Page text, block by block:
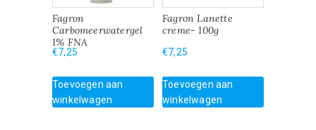
Fagron
Carbomeerwatergel
1% FNA
€7,25
Toevoegen aan
winkelwagen
Fagron Lanette
creme- 100g
€7,25
Toevoegen aan
winkelwagen